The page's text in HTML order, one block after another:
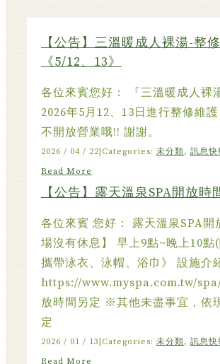
【公告】三溫暖成人裸湯-整
《5/12、13》
各位來賓您好： 『三溫暖成人裸
2026年5月12、13日進行整修維
不開放營業哦!! 謝謝。
2026 / 04 / 22 Categories: 未分類, 訊息快
Read More
【公告】露天溫泉SPA開放時
各位來賓 您好： 露天溫泉SPA開
場沒有休息】 早上9點~晚上10點
攜帶泳衣、泳帽、浴巾》 設施介
https://www.myspa.com.tw/
放時間另定 ※其他未盡事宜，依
定
2026 / 01 / 13| Categories: 未分類, 訊息快
Read More